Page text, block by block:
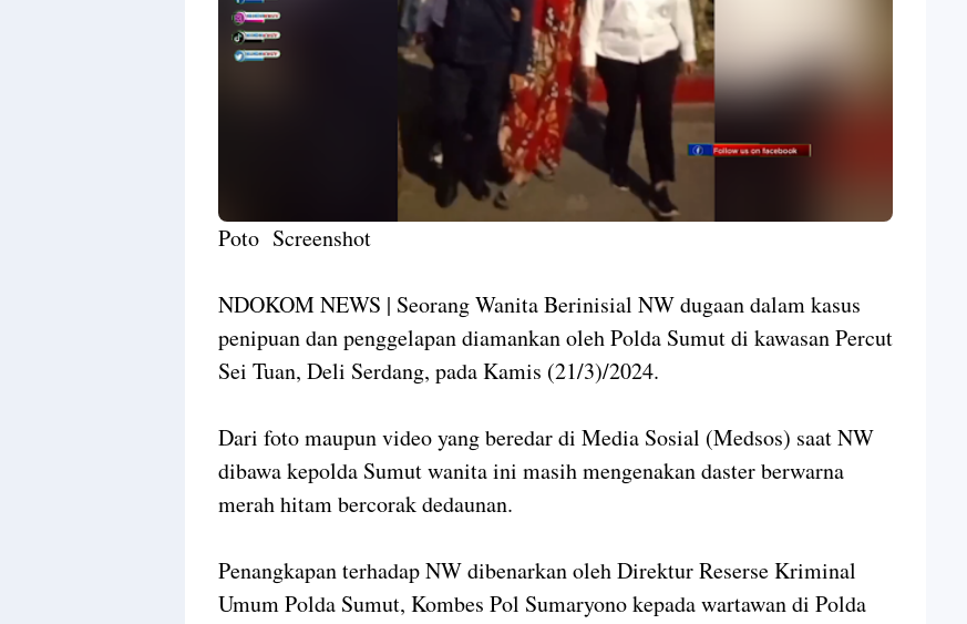
Poto Screenshot
NDOKOM NEWS | Seorang Wanita Berinisial NW dugaan dalam kasus
penipuan dan penggelapan diamankan oleh Polda Sumut di kawasan Percut
Sei Tuan, Deli Serdang, pada Kamis (21/3)/2024.
Dari foto maupun video yang beredar di Media Sosial (Medsos) saat NW
dibawa kepolda Sumut wanita ini masih mengenakan daster berwarna
merah hitam bercorak dedaunan.
Penangkapan terhadap NW dibenarkan oleh Direktur Reserse Kriminal
Umum Polda Sumut, Kombes Pol Sumaryono kepada wartawan di Polda